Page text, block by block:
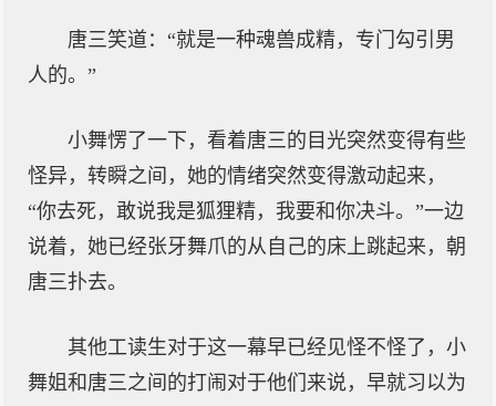
唐三笑道：“就是一种魂兽成精，专门勾引男
人的。”
小舞愣了一下，看着唐三的目光突然变得有些
怪异，转瞬之间，她的情绪突然变得激动起来，
“你去死，敢说我是狐狸精，我要和你决斗。”一边
说着，她已经张牙舞爪的从自己的床上跳起来，朝
唐三扑去。
其他工读生对于这一幕早已经见怪不怪了，小
舞姐和唐三之间的打闹对于他们来说，早就习以为